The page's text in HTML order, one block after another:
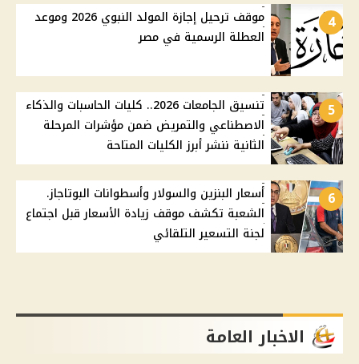
4
موقف ترحيل إجازة المولد النبوي 2026 وموعد
العطلة الرسمية في مصر
5
تنسيق الجامعات 2026.. كليات الحاسبات والذكاء
الاصطناعي والتمريض ضمن مؤشرات المرحلة
الثانية ننشر أبرز الكليات المتاحة
6
أسعار البنزين والسولار وأسطوانات البوتاجاز.
الشعبة تكشف موقف زيادة الأسعار قبل اجتماع
لجنة التسعير التلقائي
الاخبار العامة